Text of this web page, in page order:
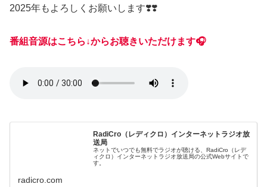
2025年もよろしくお願いします❣️❣️
番組音源はこちら↓からお聴きいただけます🎧
RadiCro（レディクロ）インターネットラジオ放
送局
ネットでいつでも無料でラジオが聴ける、RadiCro（レデ
ィクロ）インターネットラジオ放送局の公式Webサイトで
す。
radicro.com